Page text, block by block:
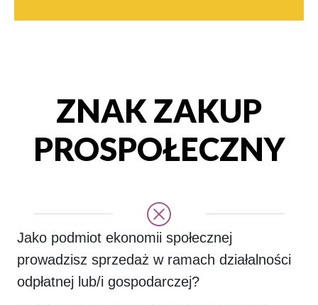
ZNAK ZAKUP
PROSPOŁECZNY
Jako podmiot ekonomii społecznej
prowadzisz sprzedaż w ramach działalności
odpłatnej lub/i gospodarczej?